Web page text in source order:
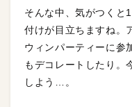
そんな中、気がつくと
付けが目立ちますね。
ウィンパーティーに参
もデコレートしたり。
しよう…。